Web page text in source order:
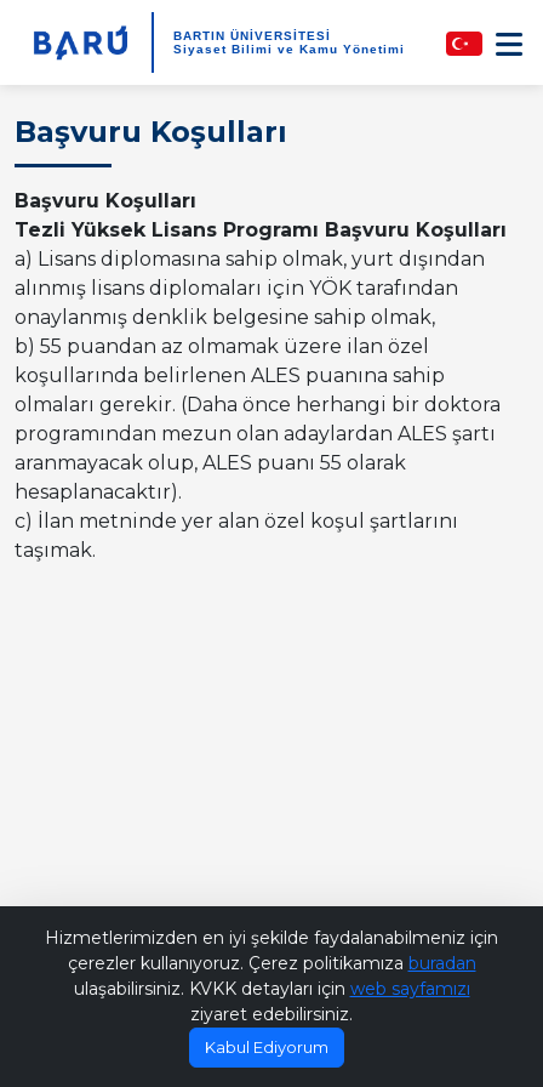
BARTIN ÜNİVERSİTESİ
Siyaset Bilimi ve Kamu Yönetimi
Başvuru Koşulları
Başvuru Koşulları
Tezli Yüksek Lisans Programı Başvuru Koşulları
a) Lisans diplomasına sahip olmak, yurt dışından
alınmış lisans diplomaları için YÖK tarafından
onaylanmış denklik belgesine sahip olmak,
b) 55 puandan az olmamak üzere ilan özel
koşullarında belirlenen ALES puanına sahip
olmaları gerekir. (Daha önce herhangi bir doktora
programından mezun olan adaylardan ALES şartı
aranmayacak olup, ALES puanı 55 olarak
hesaplanacaktır).
c) İlan metninde yer alan özel koşul şartlarını
taşımak.
Hizmetlerimizden en iyi şekilde faydalanabilmeniz için
çerezler kullanıyoruz. Çerez politikamıza buradan
ulaşabilirsiniz. KVKK detayları için web sayfamızı
ziyaret edebilirsiniz.
Kabul Ediyorum
Bana Soru Sor | Ask Me